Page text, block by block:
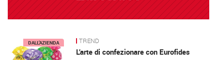
DALL’AZIENDA TREND
L’arte di confezionare con Eurofides